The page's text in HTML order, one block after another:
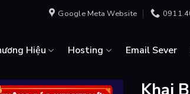
Google Meta Website
Hiệu Hosting Email Sever